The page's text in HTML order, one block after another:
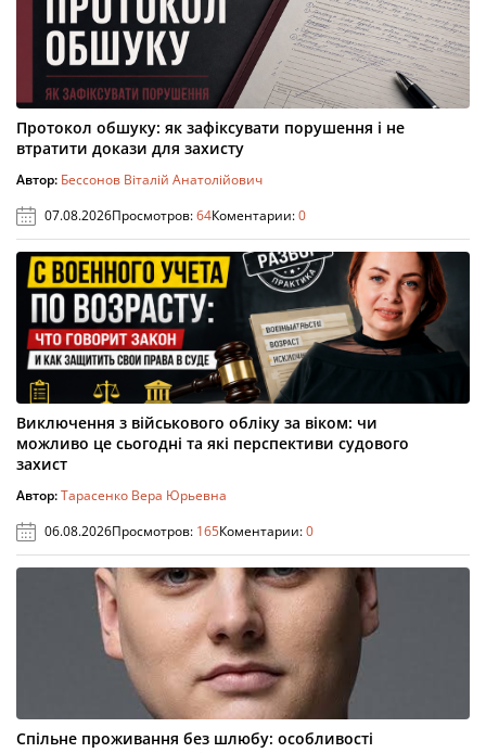
Протокол обшуку: як зафіксувати порушення і не
втратити докази для захисту
Автор: Бессонов Віталій Анатолійович
07.08.2026Просмотров:64Коментарии:0
Виключення з військового обліку за віком: чи
можливо це сьогодні та які перспективи судового
захист
Автор:Тарасенко Вера Юрьевна
06.08.2026Просмотров: 165Коментарии:0
Спільне проживання без шлюбу: особливості